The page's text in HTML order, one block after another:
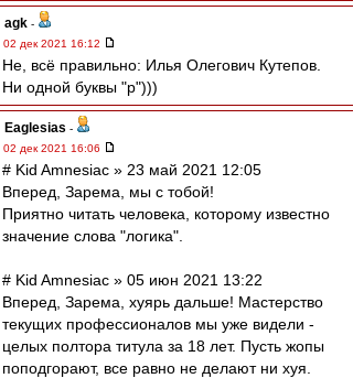
agk -
02 дек 2021 16:12
Не, всё правильно: Илья Олегович Кутепов.
Ни одной буквы "р")))
Eaglesias -
02 дек 2021 16:06
# Kid Amnesiac » 23 май 2021 12:05
Вперед, Зарема, мы с тобой!
Приятно читать человека, которому известно
значение слова "логика".
# Kid Amnesiac » 05 июн 2021 13:22
Вперед, Зарема, хуярь дальше! Мастерство
текущих профессионалов мы уже видели -
целых полтора титула за 18 лет. Пусть жопы
поподгорают, все равно не делают ни хуя.